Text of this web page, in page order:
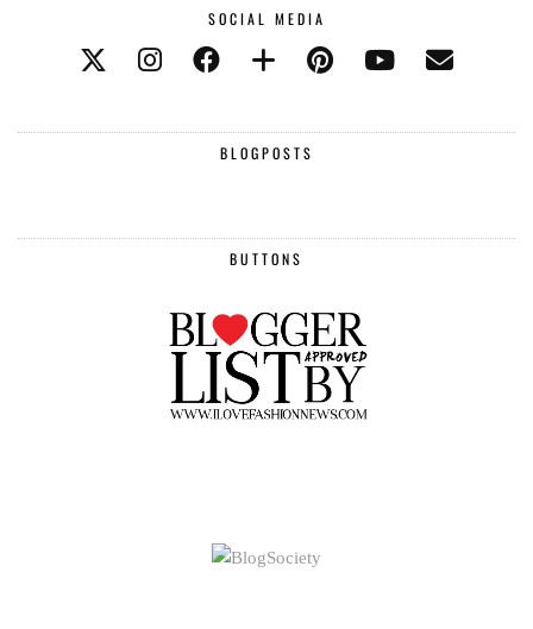
SOCIAL MEDIA
BLOGPOSTS
BUTTONS